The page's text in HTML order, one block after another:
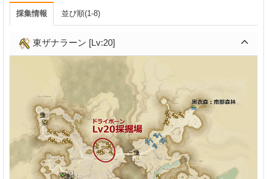
採集情報 並び順(1-8)
東ザナラーン [Lv:20]